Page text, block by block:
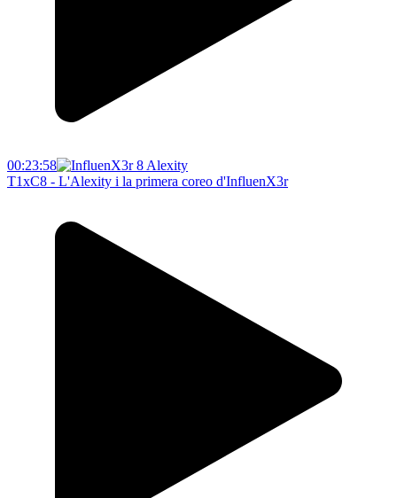
00:23:58
T1xC8 - L'Alexity i la primera coreo d'InfluenX3r